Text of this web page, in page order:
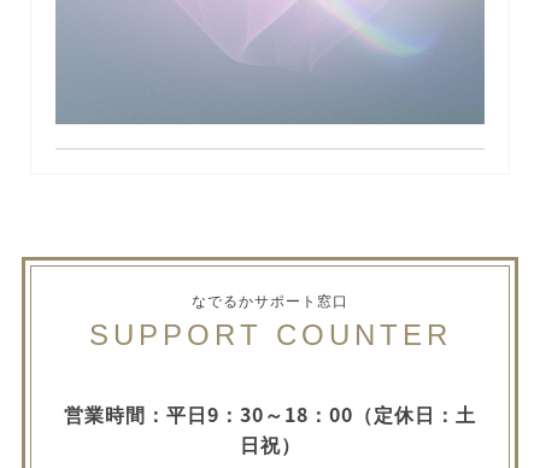
なでるかサポート窓口
SUPPORT COUNTER
営業時間：平日9：30～18：00（定休日：土
日祝）